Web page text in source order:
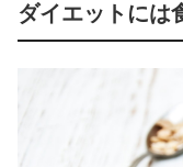
ダイエットには